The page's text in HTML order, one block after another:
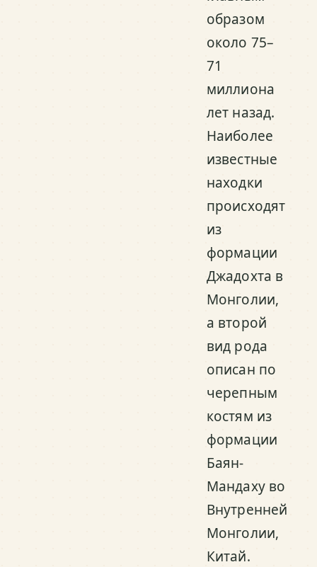
образом
около 75–
71
миллиона
лет назад.
Наиболее
известные
находки
происходят
из
формации
Джадохта в
Монголии,
а второй
вид рода
описан по
черепным
костям из
формации
Баян-
Мандаху во
Внутренней
Монголии,
Китай.